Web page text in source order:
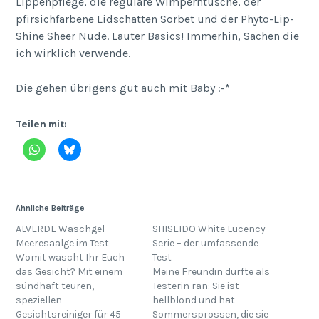
pfirsichfarbene Lidschatten Sorbet und der Phyto-Lip-
Shine Sheer Nude. Lauter Basics! Immerhin, Sachen die
ich wirklich verwende.
Die gehen übrigens gut auch mit Baby :-*
Teilen mit:
Ähnliche Beiträge
ALVERDE Waschgel
Meeresaalge im Test
Womit wascht Ihr Euch
das Gesicht? Mit einem
sündhaft teuren,
speziellen
Gesichtsreiniger für 45
SHISEIDO White Lucency
Serie – der umfassende
Test
Meine Freundin durfte als
Testerin ran: Sie ist
hellblond und hat
Sommersprossen, die sie